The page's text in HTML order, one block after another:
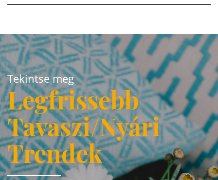
Tekintse meg
Legfrissebb
Tavaszi/Nyári
Trendek